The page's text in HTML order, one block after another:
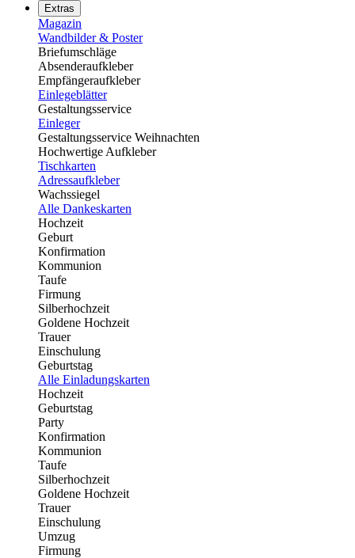
Extras
Magazin
Wandbilder & Poster
Briefumschläge
Absenderaufkleber
Empfängeraufkleber
Einlegeblätter
Gestaltungsservice
Einleger
Gestaltungsservice Weihnachten
Hochwertige Aufkleber
Tischkarten
Adressaufkleber
Wachssiegel
Alle Dankeskarten
Hochzeit
Geburt
Konfirmation
Kommunion
Taufe
Firmung
Silberhochzeit
Goldene Hochzeit
Trauer
Einschulung
Geburtstag
Alle Einladungskarten
Hochzeit
Geburtstag
Party
Konfirmation
Kommunion
Taufe
Silberhochzeit
Goldene Hochzeit
Trauer
Einschulung
Umzug
Firmung